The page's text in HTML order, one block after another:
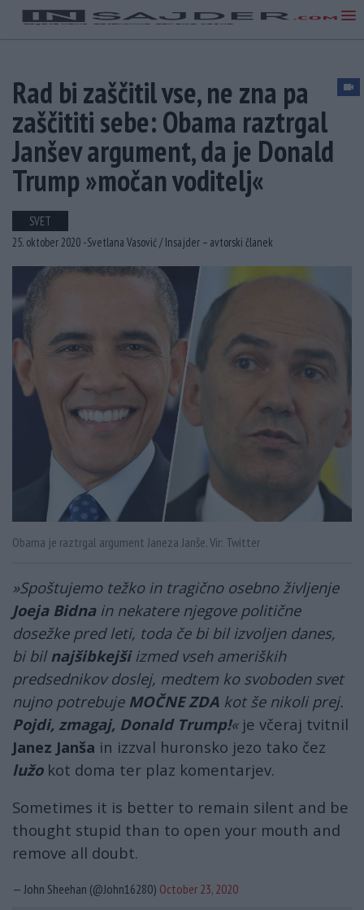
Rad bi zaščitil vse, ne zna pa
zaščititi sebe: Obama raztrgal
Janšev argument, da je Donald
Trump »močan voditelj«
SVET
25. oktober 2020 -Svetlana Vasović /Insajder – avtorski članek
Obama je raztrgal argument Janeza Janše. Vir: Twitter
»Spoštujemo težko in tragično osebno življenje
Joeja Bidnain nekatere njegove politične
dosežke pred leti, toda če bi bil izvoljen danes,
bi bil najšibkejši izmed vseh ameriških
predsednikov doslej, medtem ko svoboden svet
nujno potrebuje MOČNE ZDA kot še nikoli prej.
Pojdi, zmagaj, Donald Trump!« je včeraj tvitnil
Janez Janša in izzval huronsko jezo tako čez
lužokot doma ter plaz komentarjev.
Sometimes it is better to remain silent and be
thought stupid than to open your mouth and
remove all doubt.
— John Sheehan (@John16280) October 23, 2020